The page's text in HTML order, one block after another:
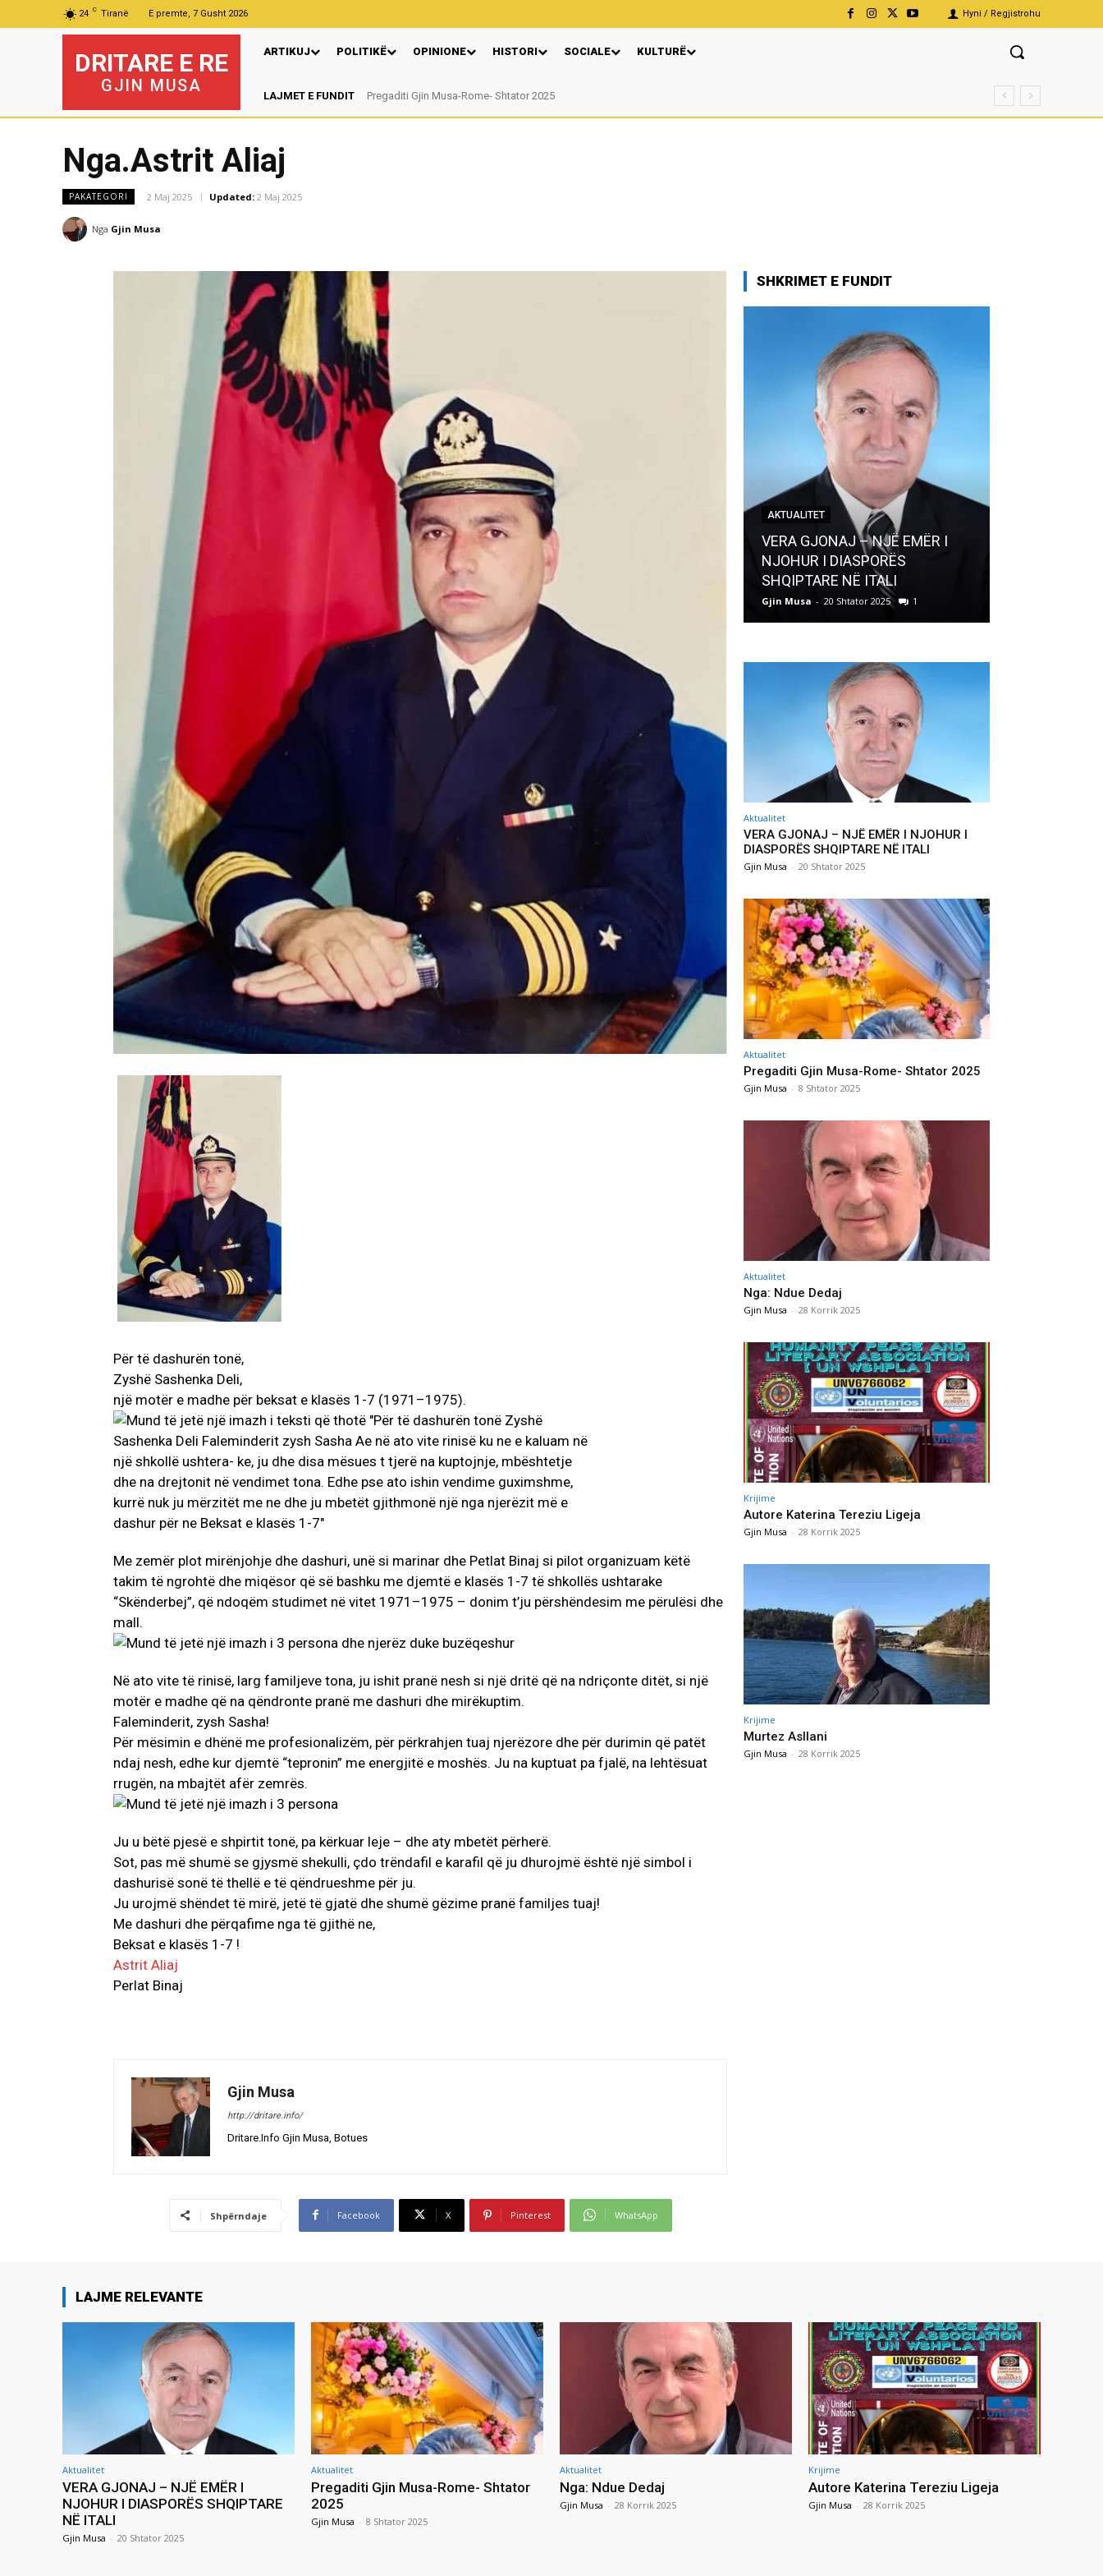
24 C Tiranë E premte, 7 Gusht 2026 Hyni / Regjistrohu
DRITARE E RE
GJIN MUSA
ARTIKUJ POLITIKË OPINIONE HISTORI SOCIALE KULTURË
LAJMET E FUNDITPregaditi Gjin Musa-Rome- Shtator 2025
Nga: Ndue Dedaj
Nga.Astrit Aliaj
PAKATEGORI 2 Maj 2025 Updated: 2 Maj 2025
Nga Gjin Musa
Për të dashurën tonë,
Zyshë Sashenka Deli,
një motër e madhe për beksat e klasës 1-7 (1971–1975).
Me zemër plot mirënjohje dhe dashuri, unë si marinar dhe Petlat Binaj si pilot organizuam këtë
takim të ngrohtë dhe miqësor që së bashku me djemtë e klasës 1-7 të shkollës ushtarake
“Skënderbej”, që ndoqëm studimet në vitet 1971–1975 – donim t’ju përshëndesim me përulësi dhe
mall.
Në ato vite të rinisë, larg familjeve tona, ju ishit pranë nesh si një dritë që na ndriçonte ditët, si një
motër e madhe që na qëndronte pranë me dashuri dhe mirëkuptim.
Faleminderit, zysh Sasha!
Për mësimin e dhënë me profesionalizëm, për përkrahjen tuaj njerëzore dhe për durimin që patët
ndaj nesh, edhe kur djemtë “tepronin” me energjitë e moshës. Ju na kuptuat pa fjalë, na lehtësuat
rrugën, na mbajtët afër zemrës.
Ju u bëtë pjesë e shpirtit tonë, pa kërkuar leje – dhe aty mbetët përherë.
Sot, pas më shumë se gjysmë shekulli, çdo trëndafil e karafil që ju dhurojmë është një simbol i
dashurisë sonë të thellë e të qëndrueshme për ju.
Ju urojmë shëndet të mirë, jetë të gjatë dhe shumë gëzime pranë familjes tuaj!
Me dashuri dhe përqafime nga të gjithë ne,
Beksat e klasës 1-7 !
Astrit Aliaj
Perlat Binaj
Gjin Musa
http://dritare.info/
Dritare.Info Gjin Musa, Botues
Shpërndaje Facebook X Pinterest WhatsApp
SHKRIMET E FUNDIT
AKTUALITET
VERA GJONAJ – NJË EMËR I
NJOHUR I DIASPORËS
SHQIPTARE NË ITALI
Gjin Musa - 20 Shtator 2025 1
Aktualitet
VERA GJONAJ – NJË EMËR I NJOHUR I
DIASPORËS SHQIPTARE NË ITALI
Gjin Musa - 20 Shtator 2025
Aktualitet
Pregaditi Gjin Musa-Rome- Shtator 2025
Gjin Musa - 8 Shtator 2025
Aktualitet
Nga: Ndue Dedaj
Gjin Musa - 28 Korrik 2025
Krijime
Autore Katerina Tereziu Ligeja
Gjin Musa - 28 Korrik 2025
Krijime
Murtez Asllani
Gjin Musa - 28 Korrik 2025
LAJME RELEVANTE
Aktualitet
VERA GJONAJ – NJË EMËR I
NJOHUR I DIASPORËS SHQIPTARE
NË ITALI
Gjin Musa - 20 Shtator 2025
Aktualitet
Pregaditi Gjin Musa-Rome- Shtator
2025
Gjin Musa - 8 Shtator 2025
Aktualitet
Nga: Ndue Dedaj
Gjin Musa - 28 Korrik 2025
Krijime
Autore Katerina Tereziu Ligeja
Gjin Musa - 28 Korrik 2025